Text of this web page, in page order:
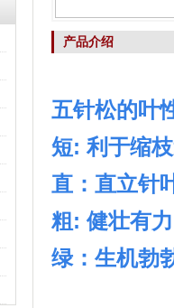
产品介绍
五针松的叶
短: 利于缩
直：直立针
粗: 健壮有力
绿：生机勃